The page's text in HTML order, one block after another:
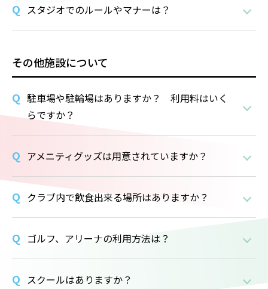
スタジオでのルールやマナーは？
その他施設について
駐車場や駐輪場はありますか？ 利用料はいく
らですか？
アメニティグッズは用意されていますか？
クラブ内で飲食出来る場所はありますか？
ゴルフ、アリーナの利用方法は？
スクールはありますか？